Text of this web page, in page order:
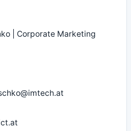
| Corporate Marketing